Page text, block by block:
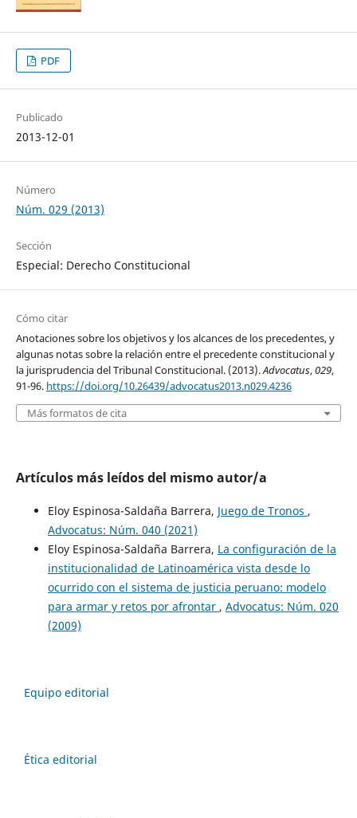
PDF
Publicado
2013-12-01
Número
Núm. 029 (2013)
Sección
Especial: Derecho Constitucional
Cómo citar
Anotaciones sobre los objetivos y los alcances de los precedentes, y
algunas notas sobre la relación entre el precedente constitucional y
la jurisprudencia del Tribunal Constitucional. (2013).Advocatus,029,
91-96. https://doi.org/10.26439/advocatus2013.n029.4236
Más formatos de cita
Artículos más leídos del mismo autor/a
Eloy Espinosa-Saldaña Barrera, Juego de Tronos ,
Advocatus: Núm. 040 (2021)
Eloy Espinosa-Saldaña Barrera, La configuración de la
institucionalidad de Latinoamérica vista desde lo
ocurrido con el sistema de justicia peruano: modelo
para armar y retos por afrontar , Advocatus: Núm. 020
(2009)
Equipo editorial
Ética editorial